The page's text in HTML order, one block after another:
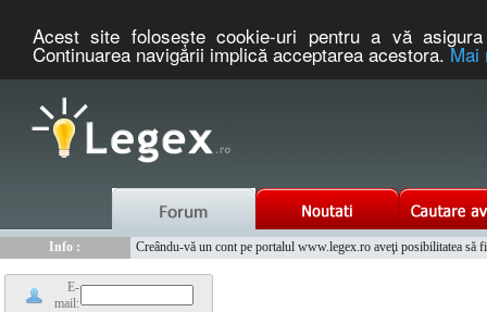
Acest site foloseşte cookie-uri pentru a vă
Continuarea navigării implică acceptarea acestora.Mai
Info :
Creându-vă un cont pe portalul www.legex.ro aveţi posibilitatea să
E-
mail: